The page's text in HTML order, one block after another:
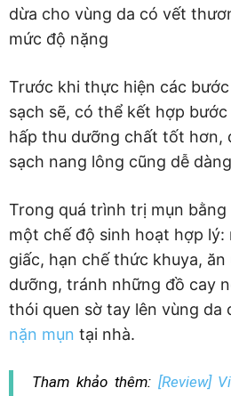
dừa cho vùng da có vết
mức độ nặng
Trước khi thực hiện các
sạch sẽ, có thể kết hợp
hấp thu dưỡng chất tốt hơn,
sạch nang lông cũng dễ
Trong quá trình trị mụn bằng
một chế độ sinh hoạt hợp lý:
giấc, hạn chế thức khuya,
dưỡng, tránh những đồ cay
thói quen sờ tay lên vùng da
nặn mụn tại nhà.
Tham khảo thêm: [Review]